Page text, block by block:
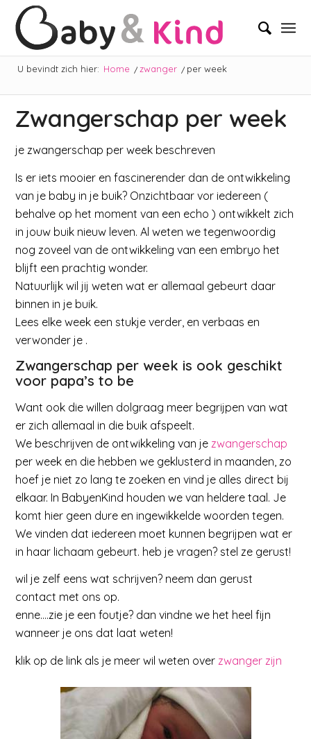
U bevindt zich hier: Home / zwanger / per week
Zwangerschap per week
je zwangerschap per week beschreven
Is er iets mooier en fascinerender dan de ontwikkeling
van je baby in je buik? Onzichtbaar vor iedereen (
behalve op het moment van een echo ) ontwikkelt zich
in jouw buik nieuw leven. Al weten we tegenwoordig
nog zoveel van de ontwikkeling van een embryo het
blijft een prachtig wonder.
Natuurlijk wil jij weten wat er allemaal gebeurt daar
binnen in je buik.
Lees elke week een stukje verder, en verbaas en
verwonder je .
Zwangerschap per week is ook geschikt
voor papa’s to be
Want ook die willen dolgraag meer begrijpen van wat
er zich allemaal in die buik afspeelt.
We beschrijven de ontwikkeling van je zwangerschap
per week en die hebben we geklusterd in maanden, zo
hoef je niet zo lang te zoeken en vind je alles direct bij
elkaar. In BabyenKind houden we van heldere taal. Je
komt hier geen dure en ingewikkelde woorden tegen.
We vinden dat iedereen moet kunnen begrijpen wat er
in haar lichaam gebeurt. heb je vragen? stel ze gerust!
wil je zelf eens wat schrijven? neem dan gerust
contact met ons op.
enne….zie je een foutje? dan vindne we het heel fijn
wanneer je ons dat laat weten!
klik op de link als je meer wil weten over zwanger zijn